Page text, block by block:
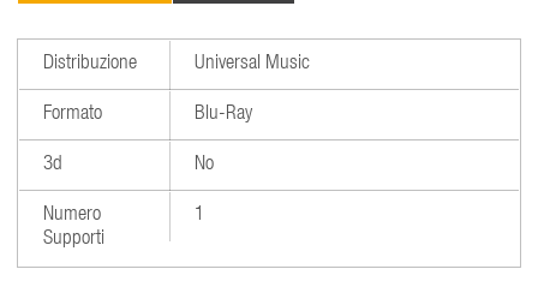
Distribuzione Universal Music
Formato Blu-Ray
3d No
Numero
Supporti
1